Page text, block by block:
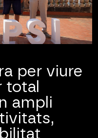
per viure
total
ampli